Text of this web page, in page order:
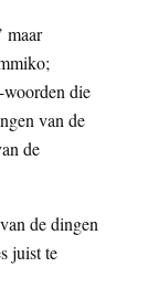
maar
die
van de
de
de dingen
juist te